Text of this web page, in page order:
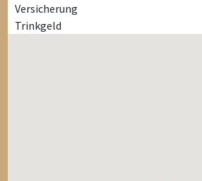
Versicherung
Trinkgeld